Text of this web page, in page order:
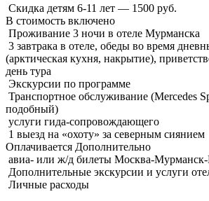
Скидка детям 6-11 лет — 1500 руб.
В стоимость включено
Проживание 3 ночи в отеле Мурманска
3 завтрака в отеле, обеды во время
(арктическая кухня, накрытие),
день тура
Экскурсии по программе
Транспортное обслуживание (Mercedes
подобный)
услуги гида-сопровождающего
1 выезд на «охоту» за северным сиянием
Оплачивается Дополнительно
авиа- или ж/д билеты Москва-
Дополнительные экскурсии и услуги
Личные расходы